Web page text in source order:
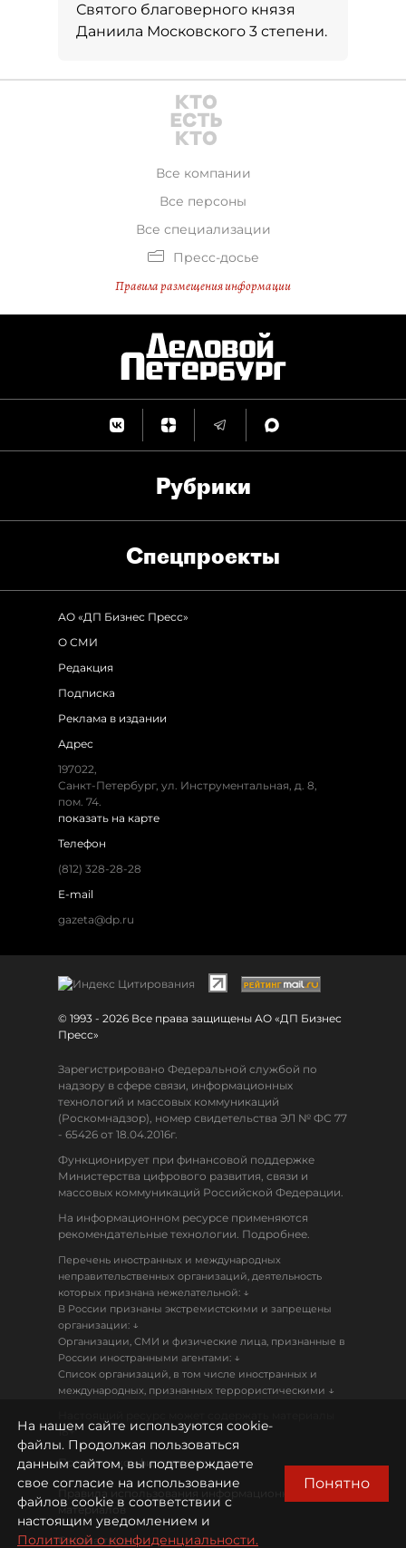
Святого благоверного князя
Даниила Московского 3 степени.
Все компании
Все персоны
Все специализации
Пресс-досье
Правила размещения информации
Рубрики
Спец­проекты
АО «ДП Бизнес Пресс»
О СМИ
Редакция
Подписка
Реклама в издании
Адрес
197022,
Санкт-Петербург, ул. Инструментальная, д. 8,
пом. 74.
показать на карте
Телефон
(812) 328-28-28
E-mail
gazeta@dp.ru
© 1993 - 2026 Все права защищены АО «ДП Бизнес
Пресс»
Зарегистрировано Федеральной службой по
надзору в сфере связи, информационных
технологий и массовых коммуникаций
(Роскомнадзор), номер свидетельства ЭЛ № ФС 77
- 65426 от 18.04.2016г.
Функционирует при финансовой поддержке
Министерства цифрового развития, связи и
массовых коммуникаций Российской Федерации.
На информационном ресурсе применяются
рекомендательные технологии. Подробнее.
Перечень иностранных и международных
неправительственных организаций, деятельность
которых признана нежелательной: ↓
В России признаны экстремистскими и запрещены
организации: ↓
Организации, СМИ и физические лица, признанные в
России иностранными агентами: ↓
Список организаций, в том числе иностранных и
международных, признанных террористическими ↓
18+
Политика конфиденциальности
Правила использования информационных
материалов
Охрана труда
На нашем сайте используются cookie-
файлы. Продолжая пользоваться
данным сайтом, вы подтверждаете
свое согласие на использование
файлов cookie в соответствии с
настоящим уведомлением и
Политикой о конфиденциальности.
Понятно